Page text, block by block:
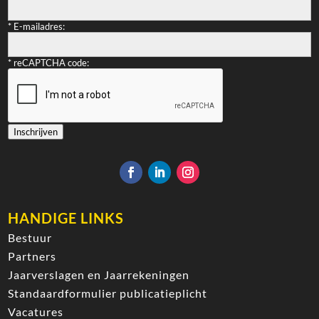
* E-mailadres:
* reCAPTCHA code:
Inschrijven
HANDIGE LINKS
Bestuur
Partners
Jaarverslagen en Jaarrekeningen
Standaardformulier publicatieplicht
Vacatures